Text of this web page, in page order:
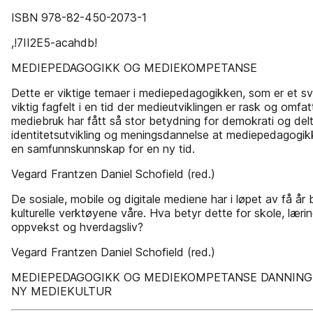
ISBN 978-82-450-2073-1
,!7II2E5-acahdb!
MEDIEPEDAGOGIKK OG MEDIEKOMPETANSE
Dette er viktige temaer i mediepedagogikken, som er et
viktig fagfelt i en tid der medieutviklingen er rask og
mediebruk har fått så stor betydning for demokrati og
identitetsutvikling og meningsdannelse at
en samfunnskunnskap for en ny tid.
Vegard Frantzen Daniel Schofield (red.)
De sosiale, mobile og digitale mediene har i løpet av få år
kulturelle verktøyene våre. Hva betyr dette for skole,
oppvekst og hverdagsliv?
Vegard Frantzen Daniel Schofield (red.)
MEDIEPEDAGOGIKK OG MEDIEKOMPETANSE
NY MEDIEKULTUR